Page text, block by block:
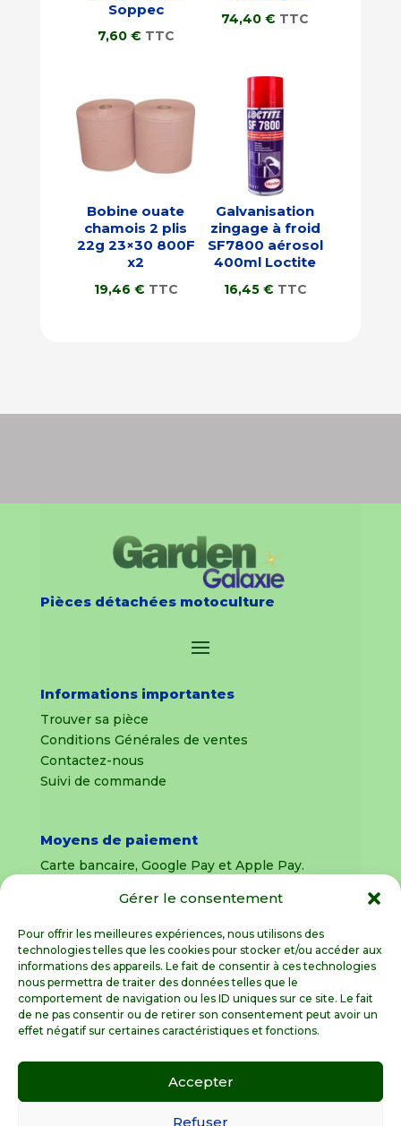
Gérer le consentement
Pour offrir les meilleures expériences, nous utilisons des
technologies telles que les cookies pour stocker et/ou accéder aux
informations des appareils. Le fait de consentir à ces technologies
nous permettra de traiter des données telles que le
comportement de navigation ou les ID uniques sur ce site. Le fait
de ne pas consentir ou de retirer son consentement peut avoir un
effet négatif sur certaines caractéristiques et fonctions.
Accepter
Refuser
Soppec
7,60 € TTC
74,40€ TTC
Bobine ouate
chamois 2 plis
22g 23×30 800F
x2
19,46 € TTC
Galvanisation
zingage à froid
SF7800 aérosol
400ml Loctite
16,45 € TTC
Pièces détachées motoculture
Informations importantes
Trouver sa pièce
Conditions Générales de ventes
Contactez-nous
Suivi de commande
Moyens de paiement
Carte bancaire, Google Pay et Apple Pay.
uniquement
Livraison sous 8 jours pour les pièces
détachées
Livraisons sous 15 jours pour les outillages de
jardin (sous réserve de stock disponible)
en France Métropolitaine